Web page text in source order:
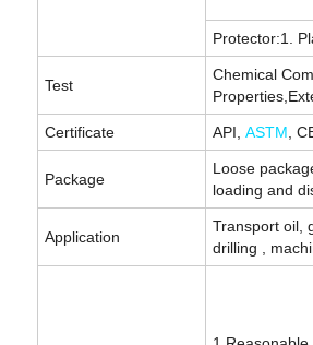
Protector:1.
Test
Chemical
Certificate API, ASTM ,
Package
Loose
loading and
Application
Transport oil,
drilling ,